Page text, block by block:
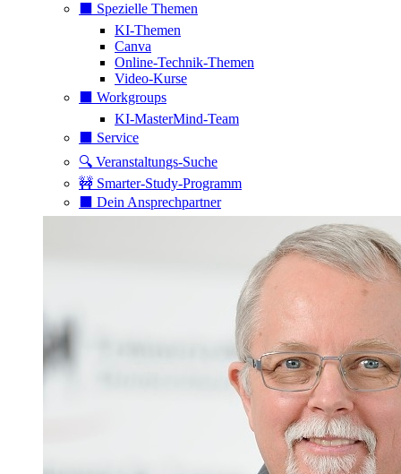
⬛️ Spezielle Themen
KI-Themen
Canva
Online-Technik-Themen
Video-Kurse
⬛️ Workgroups
KI-MasterMind-Team
⬛️ Service
🔍 Veranstaltungs-Suche
🚧 Smarter-Study-Programm
⬛️ Dein Ansprechpartner